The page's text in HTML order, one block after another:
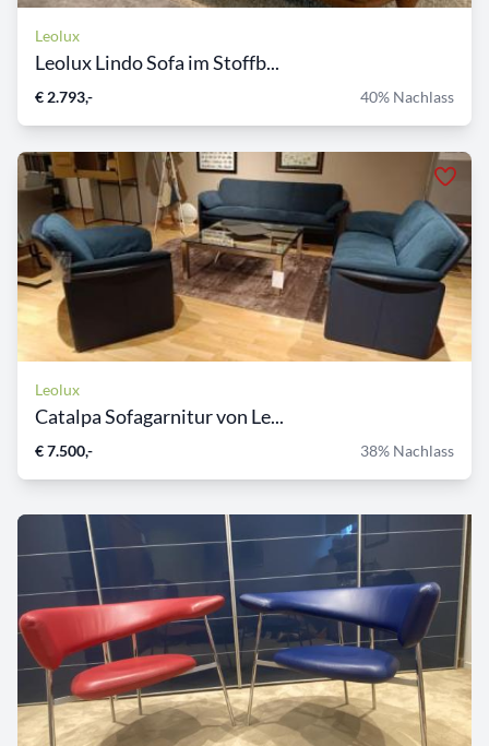
Leolux
Leolux Lindo Sofa im Stoffb...
€ 2.793,- 40% Nachlass
Leolux
Catalpa Sofagarnitur von Le...
€ 7.500,- 38% Nachlass